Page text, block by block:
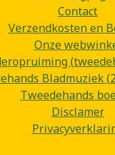
Contact
Verzendkosten en
Onze
Bladmuziek
Tweedehands
Disclamer